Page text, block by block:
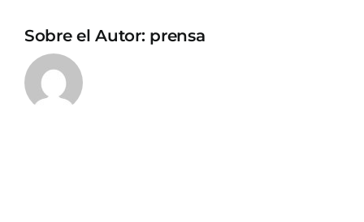
Sobre el Autor: prensa